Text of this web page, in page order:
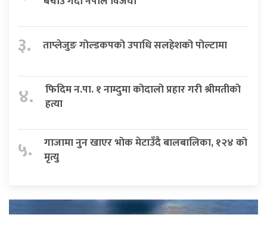
३. ताप्लेजुङ गोल्डकपको उपाधि सलहेशको पोल्टामा
४.
फिदिम न.पा. १ नाम्दुमा कोदालो प्रहार गरी श्रीमतीको
हत्या
५.
गाजामा नुन खाएर भोक मेटाउँदै बालबालिका, १२४ को
मृत्यु